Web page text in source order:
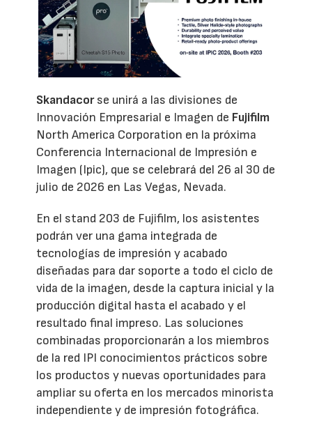
Skandacorse unirá a las divisiones de
Innovación Empresarial e Imagen de Fujifilm
North America Corporation en la próxima
Conferencia Internacional de Impresión e
Imagen (Ipic), que se celebrará del 26 al 30 de
julio de 2026 en Las Vegas, Nevada.
En el stand 203 de Fujifilm, los asistentes
podrán ver una gama integrada de
tecnologías de impresión y acabado
diseñadas para dar soporte a todo el ciclo de
vida de la imagen, desde la captura inicial y la
producción digital hasta el acabado y el
resultado final impreso. Las soluciones
combinadas proporcionarán a los miembros
de la red IPI conocimientos prácticos sobre
los productos y nuevas oportunidades para
ampliar su oferta en los mercados minorista
independiente y de impresión fotográfica.